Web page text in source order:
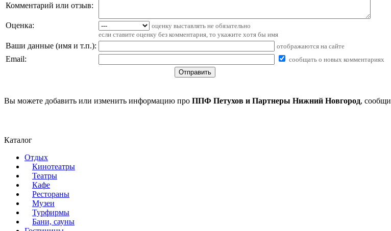
Комментарий или отзыв:
Оценка:
оценку выставлять не обязательно
если ставите оценку без комментария, то укажите хотя бы имя
Ваши данные (имя и т.п.): отображаются на сайте
Email: сообщать о новых комментариях
Вы можете добавить или изменить информацию про ППФ Петухов и Партнеры Нижний Новгород,
Каталог
Отдых
Кинотеатры
Театры
Кафе
Рестораны
Музеи
Турфирмы
Бани, сауны